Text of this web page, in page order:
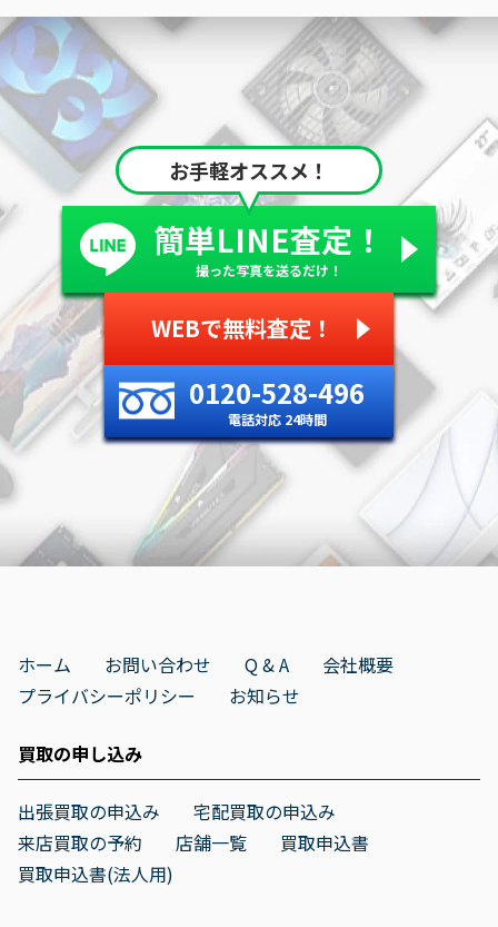
お手軽オススメ！
簡単LINE査定！
撮った写真を送るだけ！
WEBで無料査定！
0120-528-496
電話対応 24時間
ホーム お問い合わせ Q & A
会社概要
プライバシーポリシー
お知らせ
買取の申し込み
出張買取の申込み
宅配買取の申込み
来店買取の予約
店舗一覧
買取申込書
買取申込書(法人用)